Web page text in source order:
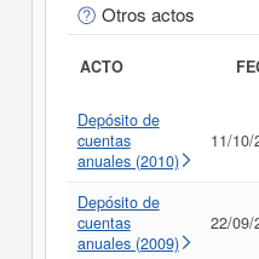
Otros actos
ACTO
Depósito de
cuentas
anuales (2010)
11/10/
Depósito de
cuentas
anuales (2009)
22/09/